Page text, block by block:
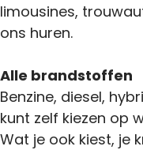
limousines,
ons huren.
Alle brandstoffen
Benzine, diesel,
kunt zelf kiezen op
Wat je ook kiest, je